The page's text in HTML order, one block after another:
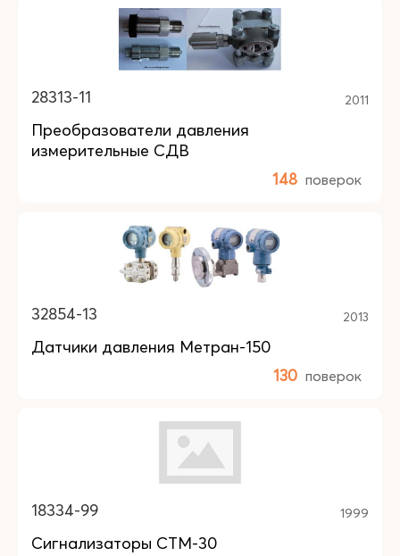
28313-11 2011
Преобразователи давления
измерительные СДВ
148 поверок
32854-13 2013
Датчики давления Метран-150
130 поверок
18334-99 1999
Сигнализаторы СТМ-30